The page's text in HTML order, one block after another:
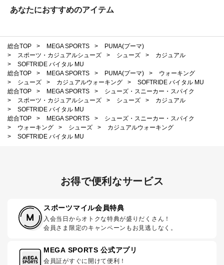
あなたにおすすめのアイテム
総合TOP > MEGA SPORTS >
PUMA(プーマ)
>
スポーツ・カジュアルシューズ > シューズ >
カジュアル
>
SOFTRIDE バイタル MU
総合TOP
> MEGA SPORTS > PUMA(プーマ) >
ウォーキング
>
シューズ > カジュアルウォーキング >
SOFTRIDE バイタル MU
総合TOP
> MEGA SPORTS >
シューズ・スニーカー・スパイク
>
スポーツ・カジュアルシューズ > シューズ >
カジュアル
>
SOFTRIDE バイタル MU
総合TOP
> MEGA SPORTS >
シューズ・スニーカー・スパイク
>
ウォーキング > シューズ >
カジュアルウォーキング
>
SOFTRIDE バイタル MU
お得で便利なサービス
スポーツマイル会員特典
入会当日からオトクな特典が盛りだくさん！
会員さま限定のキャンペーンもお見逃しなく。
MEGA SPORTS 公式アプリ
会員証がすぐに開けて便利！